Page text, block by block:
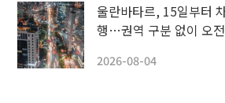
울란바타르, 15일부터
행…권역 구분 없이 오
2026-08-04